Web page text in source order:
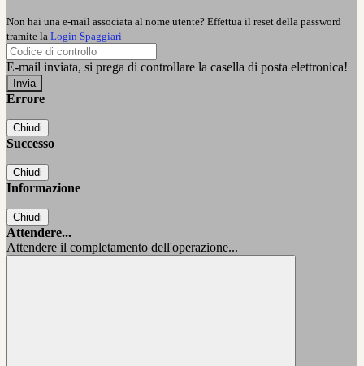
Non hai una e-mail associata al nome utente? Effettua il reset della password
tramite la Login Spaggiari
E-mail inviata, si prega di controllare la casella di posta elettronica!
Errore
Chiudi
Successo
Chiudi
Informazione
Chiudi
Attendere...
Attendere il completamento dell'operazione...